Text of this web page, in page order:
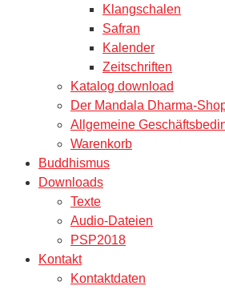
Klangschalen
Safran
Kalender
Zeitschriften
Katalog download
Der Mandala Dharma-
Allgemeine
Warenkorb
Buddhismus
Downloads
Texte
Audio-Dateien
PSP2018
Kontakt
Kontaktdaten